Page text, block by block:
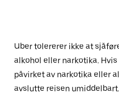
Uber tolererer ikke at
alkohol eller narkotika.
påvirket av narkotika eller
avslutte reisen umiddelbart.